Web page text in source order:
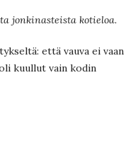
jonkinasteista kotieloa.
että vauva ei vaan
kuullut vain kodin